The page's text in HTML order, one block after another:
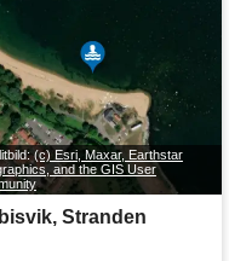
(c) Esri, Maxar, Earthstar
and the GIS User
Stranden